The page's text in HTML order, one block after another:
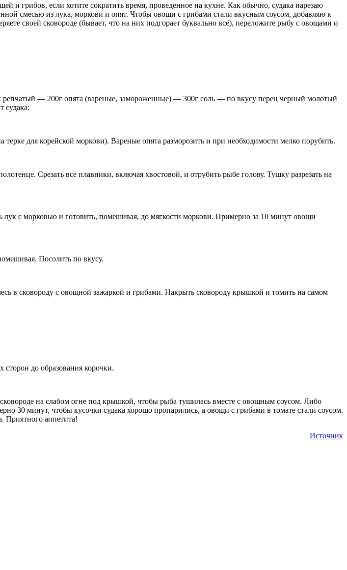
и грибов, если хотите сократить время, проведенное на кухне. Как обычно, судака нарезаю
смесью из лука, моркови и опят. Чтобы овощи с грибами стали вкусным соусом, добавляю к
своей сковороде (бывает, что на них подгорает буквально всё), переложите рыбу с овощами и
репчатый — 200г опята (вареные, замороженные) — 300г соль — по вкусу перец черный молотый
судака:
для корейской моркови). Вареные опята разморозить и при необходимости мелко порубить.
Срезать все плавники, включая хвостовой, и отрубить рыбе голову. Тушку разрезать на
лук с морковью и готовить, помешивая, до мягкости моркови. Примерно за 10 минут овощи
Посолить по вкусу.
в сковороду с овощной зажаркой и грибами. Накрыть сковороду крышкой и томить на самом
сторон до образования корочки.
на слабом огне под крышкой, чтобы рыба тушилась вместе с овощным соусом. Либо
30 минут, чтобы кусочки судака хорошо пропарились, а овощи с грибами в томате стали соусом.
Приятного аппетита!
Источник